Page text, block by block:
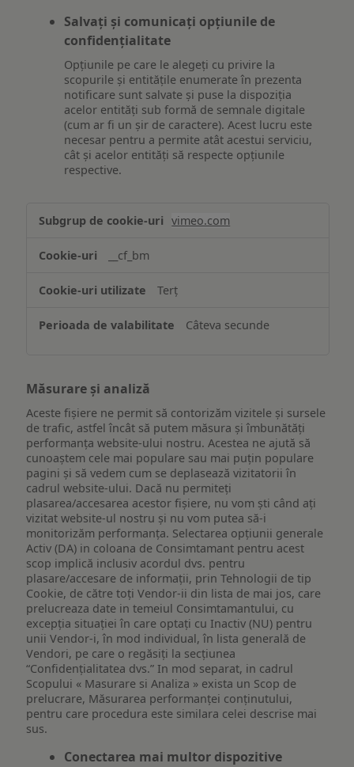
Salvați și comunicați opțiunile de
confidențialitate
Opțiunile pe care le alegeți cu privire la
scopurile și entitățile enumerate în prezenta
notificare sunt salvate și puse la dispoziția
acelor entități sub formă de semnale digitale
(cum ar fi un șir de caractere). Acest lucru este
necesar pentru a permite atât acestui serviciu,
cât și acelor entități să respecte opțiunile
respective.
Asigurarea
funcționalităților
website-
ului
vimeo.com
__cf_bm
Terț
Câteva secunde
Măsurare și analiză
Aceste fișiere ne permit să contorizăm vizitele și sursele
de trafic, astfel încât să putem măsura și îmbunătăți
performanța website-ului nostru. Acestea ne ajută să
cunoaștem cele mai populare sau mai puțin populare
pagini și să vedem cum se deplasează vizitatorii în
cadrul website-ului. Dacă nu permiteți
plasarea/accesarea acestor fișiere, nu vom ști când ați
vizitat website-ul nostru și nu vom putea să-i
monitorizăm performanța. Selectarea opțiunii generale
Activ (DA) in coloana de Consimtamant pentru acest
scop implică inclusiv acordul dvs. pentru
plasare/accesare de informații, prin Tehnologii de tip
Cookie, de către toți Vendor-ii din lista de mai jos, care
prelucreaza date in temeiul Consimtamantului, cu
excepția situației în care optați cu Inactiv (NU) pentru
unii Vendor-i, în mod individual, în lista generală de
Vendori, pe care o regăsiți la secțiunea
“Confidențialitatea dvs.” In mod separat, in cadrul
Scopului « Masurare si Analiza » exista un Scop de
prelucrare, Măsurarea performanței conținutului,
pentru care procedura este similara celei descrise mai
sus.
Conectarea mai multor dispozitive